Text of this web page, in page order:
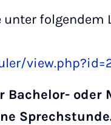
folgendem
Bachelor- oder